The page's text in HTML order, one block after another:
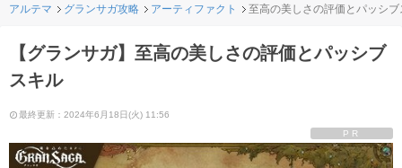
アルテマ グランサガ攻略 アーティファクト 至高の美しさの評価とパッシブ
【グランサガ】至高の美しさの評価とパッシブ
スキル
最終更新：2024年6月18日(火) 11:56
PR